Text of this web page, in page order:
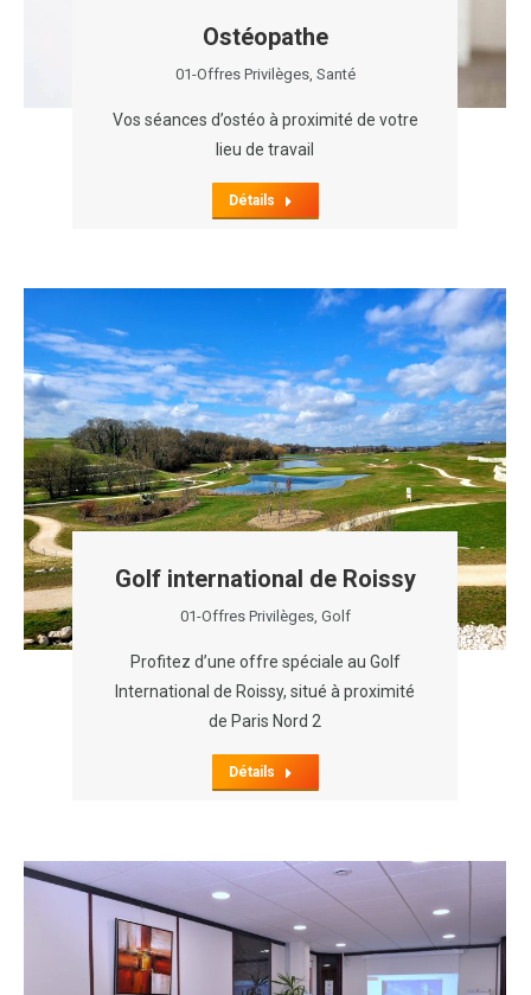
Ostéopathe
01-Offres Privilèges, Santé
Vos séances d’ostéo à proximité de votre
lieu de travail
Détails
Golf international de Roissy
01-Offres Privilèges, Golf
Profitez d’une offre spéciale au Golf
International de Roissy, situé à proximité
de Paris Nord 2
Détails